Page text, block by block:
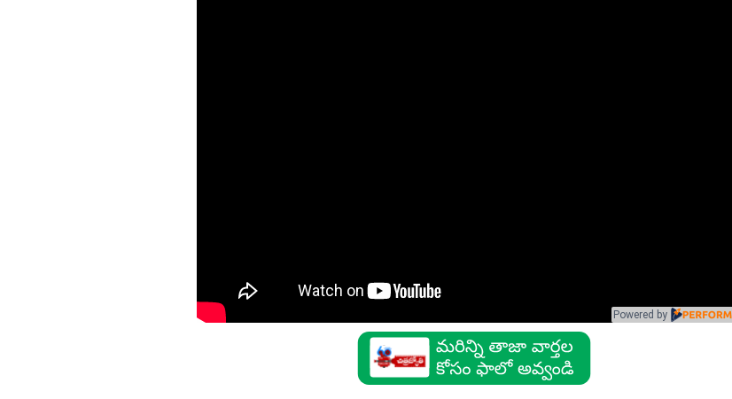
Powered by